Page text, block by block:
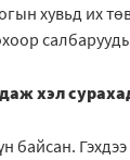
хувьд их
хэл
байсан.